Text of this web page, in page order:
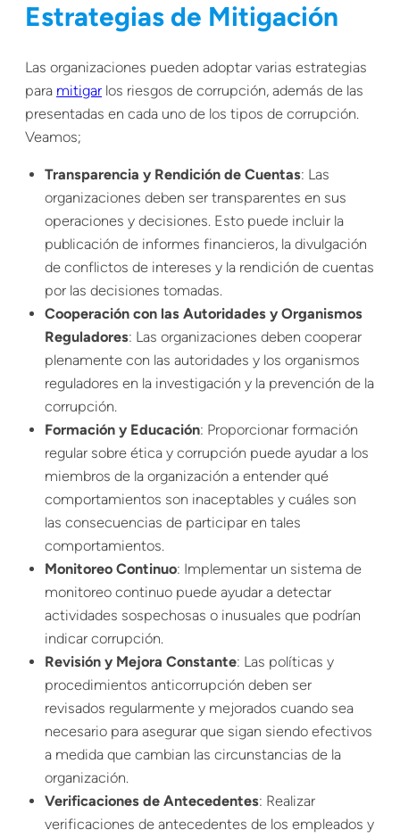
Estrategias de Mitigación
Las organizaciones pueden adoptar varias estrategias
para mitigar los riesgos de corrupción, además de las
presentadas en cada uno de los tipos de corrupción.
Veamos;
Transparencia y Rendición de Cuentas: Las
organizaciones deben ser transparentes en sus
operaciones y decisiones. Esto puede incluir la
publicación de informes financieros, la divulgación
de conflictos de intereses y la rendición de cuentas
por las decisiones tomadas.
Cooperación con las Autoridades y Organismos
Reguladores: Las organizaciones deben cooperar
plenamente con las autoridades y los organismos
reguladores en la investigación y la prevención de la
corrupción.
Formación y Educación: Proporcionar formación
regular sobre ética y corrupción puede ayudar a los
miembros de la organización a entender qué
comportamientos son inaceptables y cuáles son
las consecuencias de participar en tales
comportamientos.
Monitoreo Continuo: Implementar un sistema de
monitoreo continuo puede ayudar a detectar
actividades sospechosas o inusuales que podrían
indicar corrupción.
Revisión y Mejora Constante: Las políticas y
procedimientos anticorrupción deben ser
revisados regularmente y mejorados cuando sea
necesario para asegurar que sigan siendo efectivos
a medida que cambian las circunstancias de la
organización.
Verificaciones de Antecedentes: Realizar
verificaciones de antecedentes de los empleados y